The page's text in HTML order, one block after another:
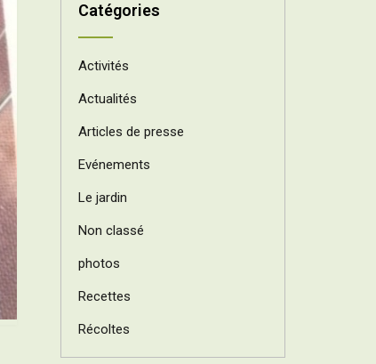
Catégories
Activités
Actualités
Articles de presse
Evénements
Le jardin
Non classé
photos
Recettes
Récoltes